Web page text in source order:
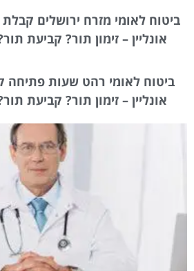
ביטוח לאומי מזרח ירושלים
אונליין – זימון תור? קביעת
ביטוח לאומי רהט שעות פתיחה
אונליין – זימון תור? קביעת